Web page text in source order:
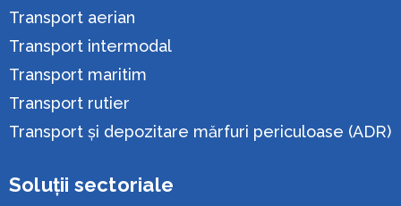
Transport aerian
Transport intermodal
Transport maritim
Transport rutier
Transport și depozitare mărfuri periculoase (ADR)
Soluții sectoriale